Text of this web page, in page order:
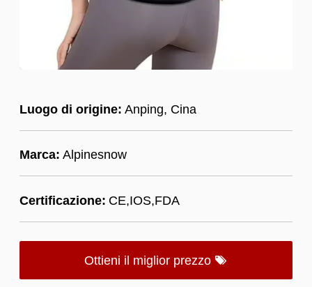
Luogo di origine: Anping, Cina
Marca: Alpinesnow
Certificazione: CE,IOS,FDA
Ottieni il miglior prezzo